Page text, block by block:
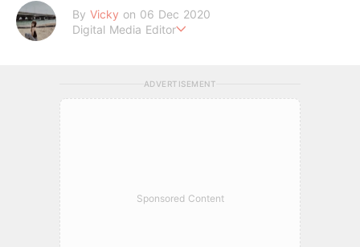
By Vicky on 06 Dec 2020
Digital Media Editor
ADVERTISEMENT
Sponsored Content